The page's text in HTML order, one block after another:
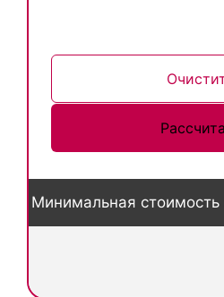
Минимальная стоимость